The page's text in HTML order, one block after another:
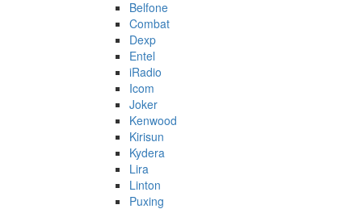
Belfone
Combat
Dexp
Entel
iRadio
Icom
Joker
Kenwood
Kirisun
Kydera
Lira
Linton
Puxing